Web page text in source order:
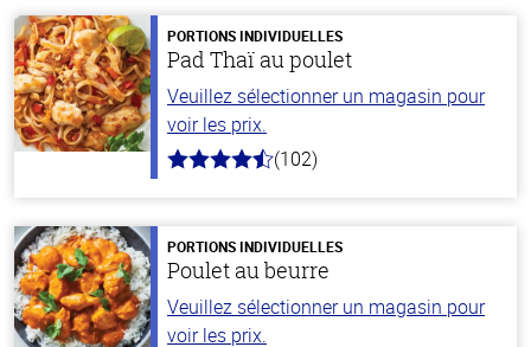
PORTIONS INDIVIDUELLES
Pad Thaï au poulet
Veuillez sélectionner un magasin pour
voir les prix.
4.3
stars
(102)
PORTIONS INDIVIDUELLES
Poulet au beurre
Veuillez sélectionner un magasin pour
voir les prix.